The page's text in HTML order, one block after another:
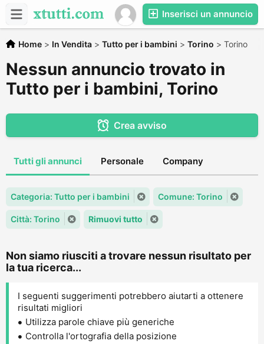
Inserisci un annuncio
Home > In Vendita > Tutto per i bambini > Torino > Torino
Nessun annuncio trovato in
Tutto per i bambini, Torino
Crea avviso
Tutti gli annunci Personale Company
Categoria: Tutto per i bambini Comune: Torino
Città: Torino Rimuovi tutto
Non siamo riusciti a trovare nessun risultato per
la tua ricerca...
I seguenti suggerimenti potrebbero aiutarti a ottenere
risultati migliori
Utilizza parole chiave più generiche
Controlla l'ortografia della posizione